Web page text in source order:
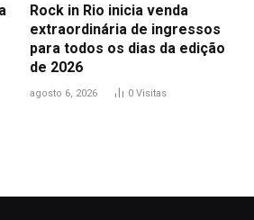
Rock in Rio inicia venda
extraordinária de ingressos
para todos os dias da edição
de 2026
agosto 6, 2026 0 Visitas